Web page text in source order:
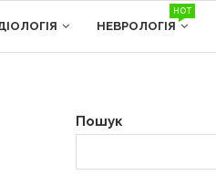
НЕВРОЛОГІЯ
HOT
Пошук